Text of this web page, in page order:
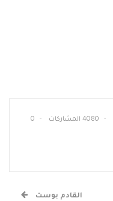
4080 المشاركات 0
القادم بوست